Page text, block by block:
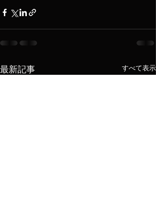
最新記事 すべて表示